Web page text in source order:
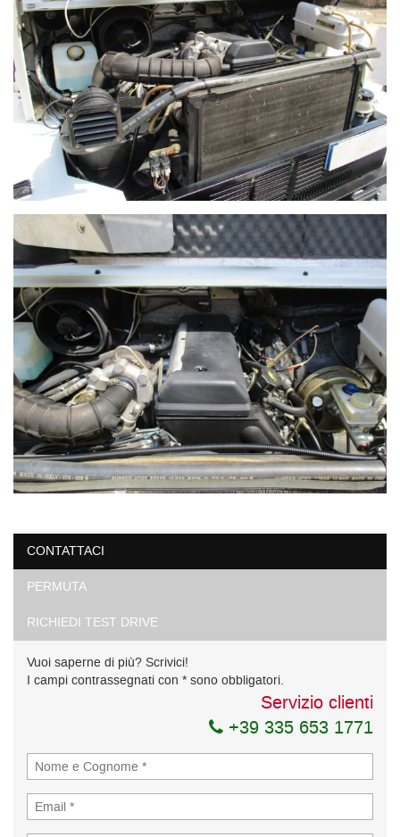
CONTATTACI
PERMUTA
RICHIEDI TEST DRIVE
Vuoi saperne di più? Scrivici!
I campi contrassegnati con * sono obbligatori.
Servizio clienti
+39 335 653 1771